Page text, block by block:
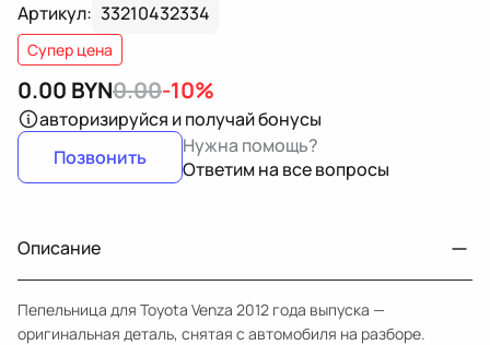
Артикул: 33210432334
Супер цена
0.00 BYN0.00-10%
авторизируйся и получай бонусы
Позвонить
Нужна помощь?
Ответим на все вопросы
Описание
Пепельница для Toyota Venza 2012 года выпуска —
оригинальная деталь, снятая с автомобиля на разборе.